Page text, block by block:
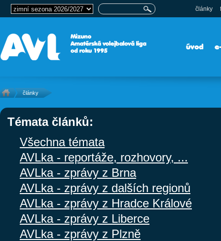
články
úvod
články
Témata článků:
Všechna témata
AVLka - reportáže, rozhovory, ...
AVLka - zprávy z Brna
AVLka - zprávy z dalších regionů
AVLka - zprávy z Hradce Králové
AVLka - zprávy z Liberce
AVLka - zprávy z Plzně